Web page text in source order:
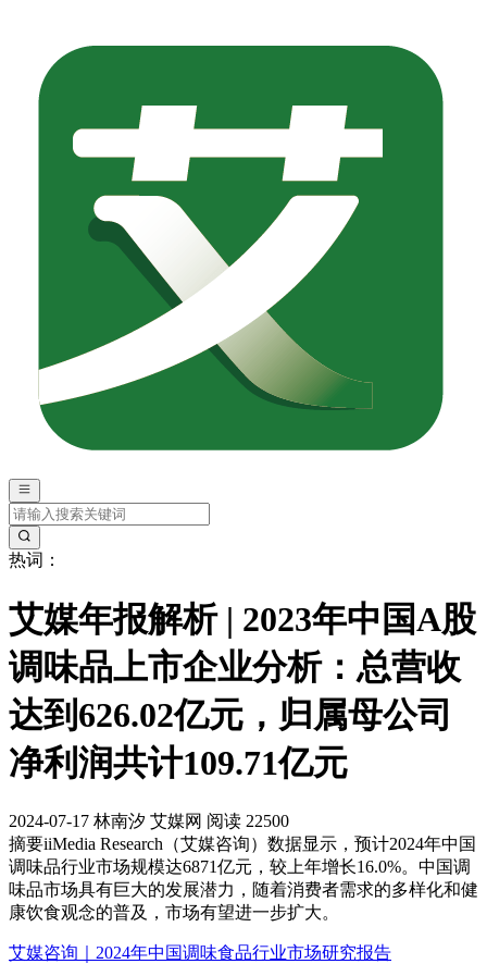
热词：
艾媒年报解析 | 2023年中国A股
调味品上市企业分析：总营收
达到626.02亿元，归属母公司
净利润共计109.71亿元
2024-07-17 林南汐 艾媒网 阅读 22500
摘要iiMedia Research（艾媒咨询）数据显示，预计2024年中国
调味品行业市场规模达6871亿元，较上年增长16.0%。中国调
味品市场具有巨大的发展潜力，随着消费者需求的多样化和健
康饮食观念的普及，市场有望进一步扩大。
艾媒咨询｜2024年中国调味食品行业市场研究报告